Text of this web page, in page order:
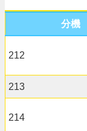
分機
212
213
214